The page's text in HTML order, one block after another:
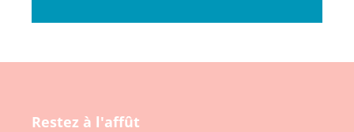
Restez à l'affût